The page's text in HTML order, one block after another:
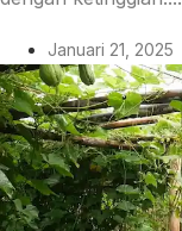
Januari 21, 2025